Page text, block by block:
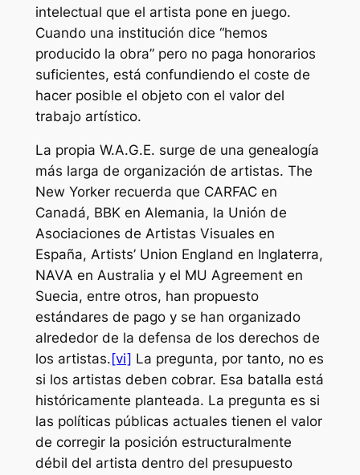
intelectual que el artista pone en juego.
Cuando una institución dice “hemos
producido la obra” pero no paga honorarios
suficientes, está confundiendo el coste de
hacer posible el objeto con el valor del
trabajo artístico.
La propia W.A.G.E. surge de una genealogía
más larga de organización de artistas. The
New Yorker recuerda que CARFAC en
Canadá, BBK en Alemania, la Unión de
Asociaciones de Artistas Visuales en
España, Artists’ Union England en Inglaterra,
NAVA en Australia y el MU Agreement en
Suecia, entre otros, han propuesto
estándares de pago y se han organizado
alrededor de la defensa de los derechos de
los artistas. [vi] La pregunta, por tanto, no es
si los artistas deben cobrar. Esa batalla está
históricamente planteada. La pregunta es si
las políticas públicas actuales tienen el valor
de corregir la posición estructuralmente
débil del artista dentro del presupuesto